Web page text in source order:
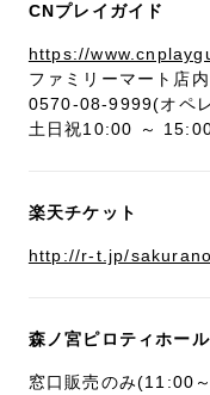
CNプレイガイド
https://
ファミリーマート店
0570-08-9999(オペ
土日祝10:00 ～ 15:00
楽天チケット
http://r-t.jp/
森ノ宮ピロティホール
窓口販売のみ(11:00